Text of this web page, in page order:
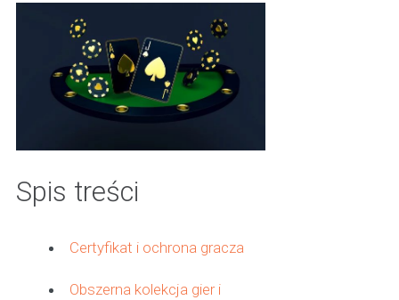
Spis treści
Certyfikat i ochrona gracza
Obszerna kolekcja gier i